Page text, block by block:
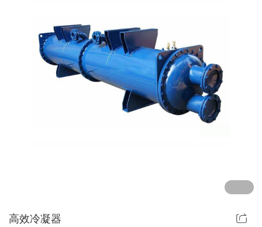
空调系列
冷冻系列
荣誉资质
发展历程
华体会体育平台
行业新闻
合作伙伴
人员招聘
华体会体育平台-华体会（中国）
高效冷凝器